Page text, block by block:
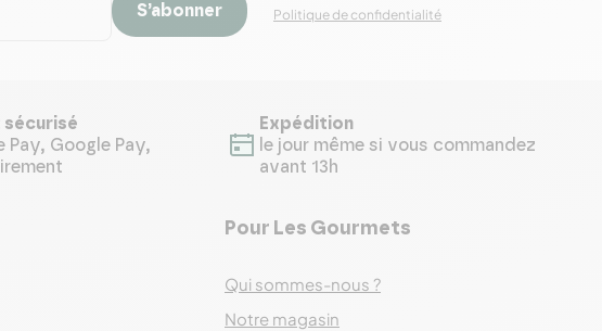
S’abonner Politique de confidentialité
sécurisé
Pay, Google Pay,
Expédition
le jour même si vous commandez
avant 13h
Pour Les Gourmets
Qui sommes-nous ?
Notre magasin